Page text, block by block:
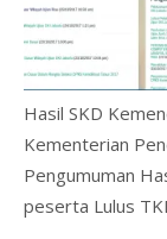
Hasil SKD
Kementerian
Pengumuman
peserta Lulus